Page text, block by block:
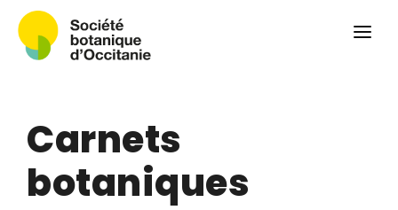
Colloque
Convergences botaniques
Herbier PCPR
Carnets
botaniques